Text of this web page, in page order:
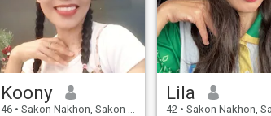
Koony
46 • Sakon Nakhon, Sakon Nakhon, Thailand
Lila
42 • Sakon Nakhon, Sakon Nakhon,